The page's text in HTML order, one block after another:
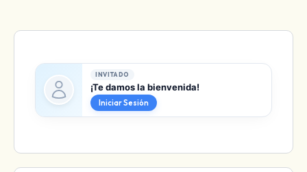
INVITADO
¡Te damos la bienvenida!
Iniciar Sesión